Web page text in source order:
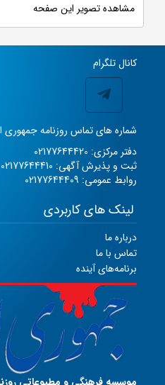
مشاهده تصویر این صفحه
کانال تلگرام
شماره های تماس روزنامه جمهوری
دفتر مرکزی: 02177644420
ثبت و پذیرش آگهی: 02177644410
روابط عمومی: 02177644409
لینک های کاربردی
درباره ما
تماس با ما
برنامه‌های آینده